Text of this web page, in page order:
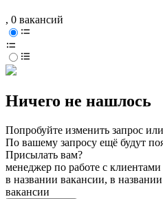
, 0 вакансий
Ничего не нашлось
Попробуйте изменить запрос
По вашему запросу ещё будут
Присылать вам?
менеджер по работе с
в названии вакансии, в
вакансии